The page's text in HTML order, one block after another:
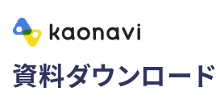
資料ダウンロード